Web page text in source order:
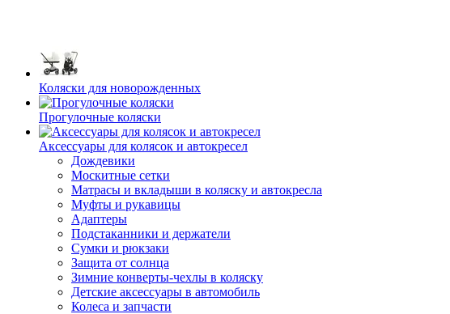
Коляски для новорожденных
Прогулочные коляски
Аксессуары для колясок и автокресел
Дождевики
Москитные сетки
Матрасы и вкладыши в коляску и автокресла
Муфты и рукавицы
Адаптеры
Подстаканники и держатели
Сумки и рюкзаки
Защита от солнца
Зимние конверты-чехлы в коляску
Детские аксессуары в автомобиль
Колеса и запчасти